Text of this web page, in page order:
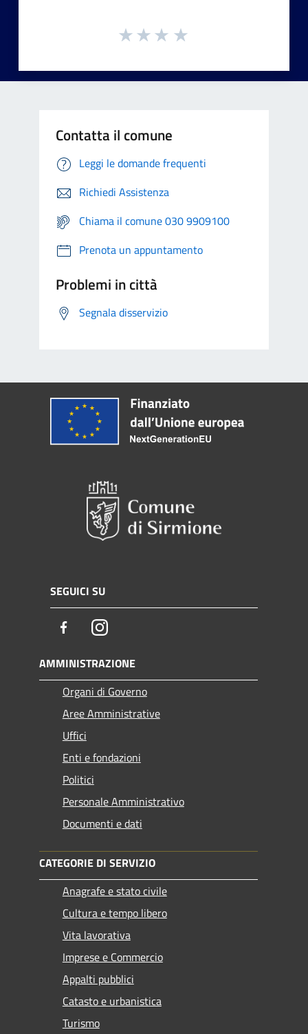
Contatta il comune
Leggi le domande frequenti
Richiedi Assistenza
Chiama il comune 030 9909100
Prenota un appuntamento
Problemi in città
Segnala disservizio
SEGUICI SU
FacebookInstagram
AMMINISTRAZIONE
Organi di Governo
Aree Amministrative
Uffici
Enti e fondazioni
Politici
Personale Amministrativo
Documenti e dati
CATEGORIE DI SERVIZIO
Anagrafe e stato civile
Cultura e tempo libero
Vita lavorativa
Imprese e Commercio
Appalti pubblici
Catasto e urbanistica
Turismo